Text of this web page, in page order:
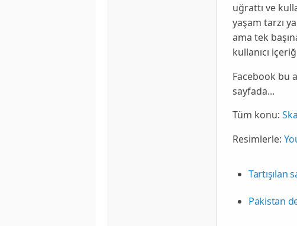
uğrattı ve
yaşam tarzı
ama tek
kullanıcı
Facebook bu
sayfada...
Tüm konu:
Resimlerle:
Tartışılan
Pakistan